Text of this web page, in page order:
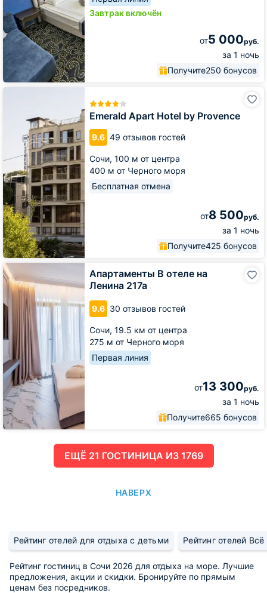
Завтрак включён
от5 000руб.
за 1 ночь
Получите250 бонусов
Emerald Apart Hotel by Provence
9.6 49 отзывов гостей
Сочи, 100 м от центра
400 м от Черного моря
Бесплатная отмена
от8 500руб.
за 1 ночь
Получите425 бонусов
Provence
Апартаменты В отеле на
Ленина 217а
9.6 30 отзывов гостей
Сочи, 19.5 км от центра
275 м от Черного моря
Первая линия
от13 300руб.
за 1 ночь
Получите665 бонусов
Апартаменты
В
отеле
Ленина
217а
ЕЩË 21 ГОСТИНИЦА ИЗ 1769
НАВЕРХ
Рейтинг отелей для отдыха с детьми Рейтинг отелей
Рейтинг гостиниц в Сочи 2026 для отдыха на море. Лучшие
предложения, акции и скидки. Бронируйте по прямым
ценам без посредников.